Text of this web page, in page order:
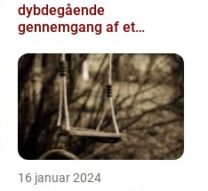
dybdegående
gennemgang af et
børnetøj
16 januar 2024